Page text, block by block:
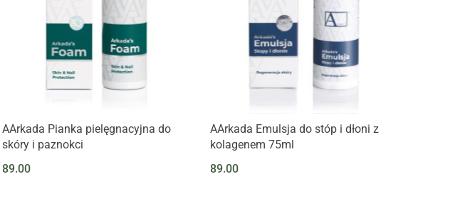
AArkada Pianka pielęgnacyjna do
skóry i paznokci
89.00
AArkada Emulsja do stóp i dłoni z
kolagenem 75ml
89.00